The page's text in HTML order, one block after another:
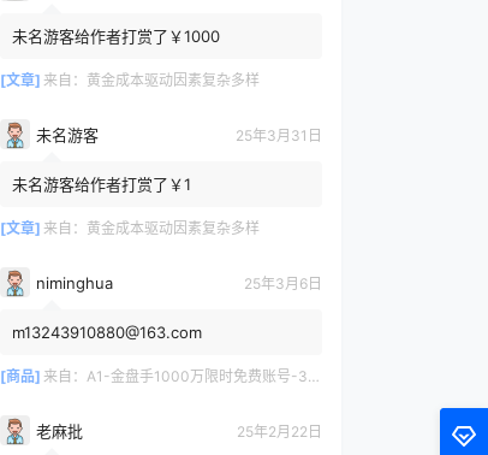
未名游客给作者打赏了￥1000
[文章] 来自： 黄金成本驱动因素复杂多样
未名游客 25年3月31日
未名游客给作者打赏了￥1
[文章] 来自： 黄金成本驱动因素复杂多样
niminghua 25年3月6日
m13243910880@163.com
[商品] 来自： A1-金盘手1000万限时免费账号-30天/次/用户
老麻批 25年2月22日